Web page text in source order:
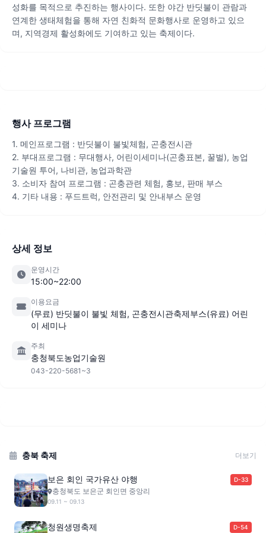
성화를 목적으로 추진하는 행사이다. 또한 야간 반딧불이 관람과
연계한 생태체험을 통해 자연 친화적 문화행사로 운영하고 있으
며, 지역경제 활성화에도 기여하고 있는 축제이다.
행사 프로그램
1. 메인프로그램 : 반딧불이 불빛체험, 곤충전시관
2. 부대프로그램 : 무대행사, 어린이세미나(곤충표본, 꿀벌), 농업
기술원 투어, 나비관, 농업과학관
3. 소비자 참여 프로그램 : 곤충관련 체험, 홍보, 판매 부스
4. 기타 내용 : 푸드트럭, 안전관리 및 안내부스 운영
상세 정보
운영시간
15:00~22:00
이용요금
(무료) 반딧불이 불빛 체험, 곤충전시관축제부스(유료) 어린
이 세미나
주최
충청북도농업기술원
043-220-5681~3
충북 축제 더보기
보은 회인 국가유산 야행 D-33
충청북도 보은군 회인면 중앙리
09.11 ~ 09.13
청원생명축제 D-54